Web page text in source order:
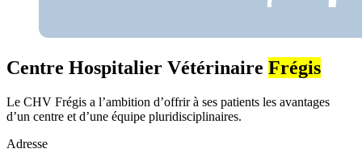
Centre Hospitalier Vétérinaire Frégis
Le CHV Frégis a l’ambition d’offrir à ses patients les avantages
d’un centre et d’une équipe pluridisciplinaires.
Adresse